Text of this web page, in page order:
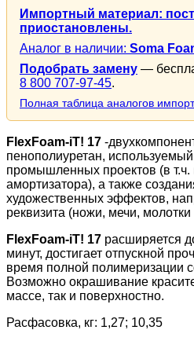
Импортный материал:
приостановлены.
Аналог в наличии: Soma
Подобрать замену —
8 800 707-97-45.
Полная таблица аналогов
FlexFoam-iT! 17 -
пенополиуретан,
промышленных проектов (в т.ч.
амортизатора), а также
художественных эффектов,
реквизита (ножи, мечи, молотки
FlexFoam-iT! 17 расширяется
минут, достигает отпускной
время полной полимеризации
Возможно окрашивание
массе, так и поверхностно.
Расфасовка, кг: 1,27; 10,35